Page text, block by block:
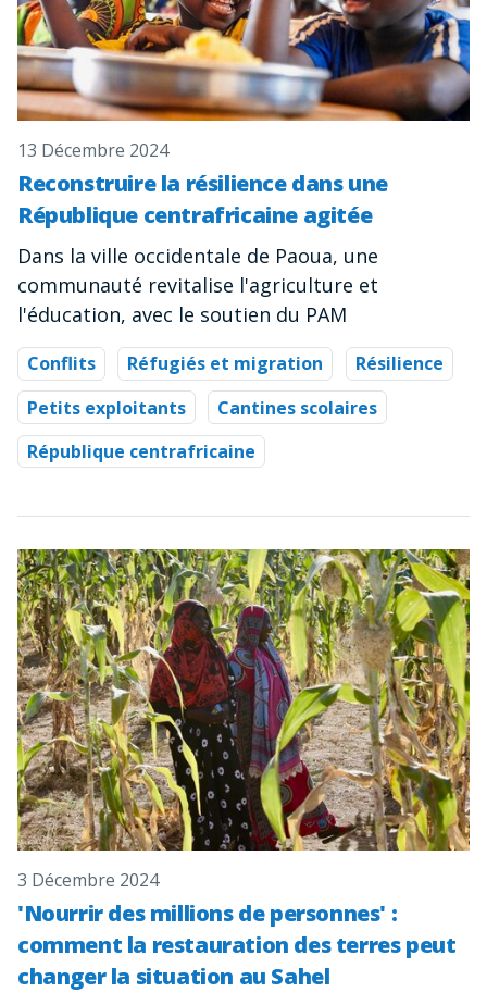
13 Décembre 2024
Reconstruire la résilience dans une
République centrafricaine agitée
Dans la ville occidentale de Paoua, une
communauté revitalise l'agriculture et
l'éducation, avec le soutien du PAM
Conflits Réfugiés et migration
Résilience
Petits exploitants
Cantines scolaires
République centrafricaine
3 Décembre 2024
'Nourrir des millions de personnes' :
comment la restauration des terres peut
changer la situation au Sahel